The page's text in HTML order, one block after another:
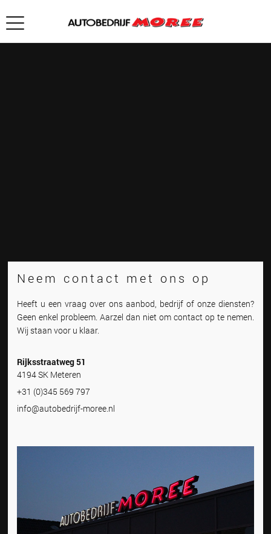
Neem contact met ons op
Heeft u een vraag over ons aanbod, bedrijf of onze diensten?
Geen enkel probleem. Aarzel dan niet om contact op te nemen.
Wij staan voor u klaar.
Rijksstraatweg 51
4194 SK Meteren
+31 (0)345 569 797
info@autobedrijf-moree.nl